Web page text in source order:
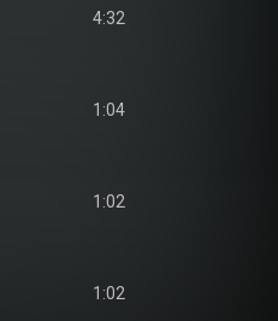
4:32
1:04
1:02
1:02